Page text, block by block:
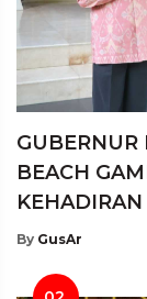
GUBERNUR
BEACH
By GusAr